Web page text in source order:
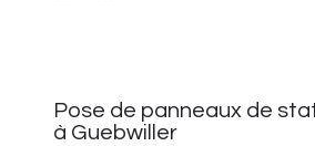
Pose de panneaux de
à Guebwiller